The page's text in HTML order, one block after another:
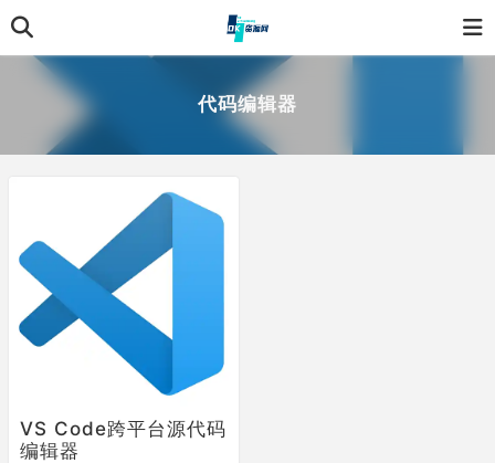
代码编辑器
VS Code跨平台源代码
编辑器